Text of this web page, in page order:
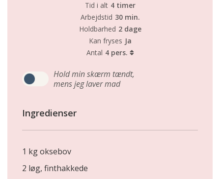
Tid i alt 4 timer
Arbejdstid 30 min.
Holdbarhed 2 dage
Kan fryses Ja
Antal 4 pers.
Hold min skærm tændt,
mens jeg laver mad
Ingredienser
1 kg oksebov
2 løg, finthakkede